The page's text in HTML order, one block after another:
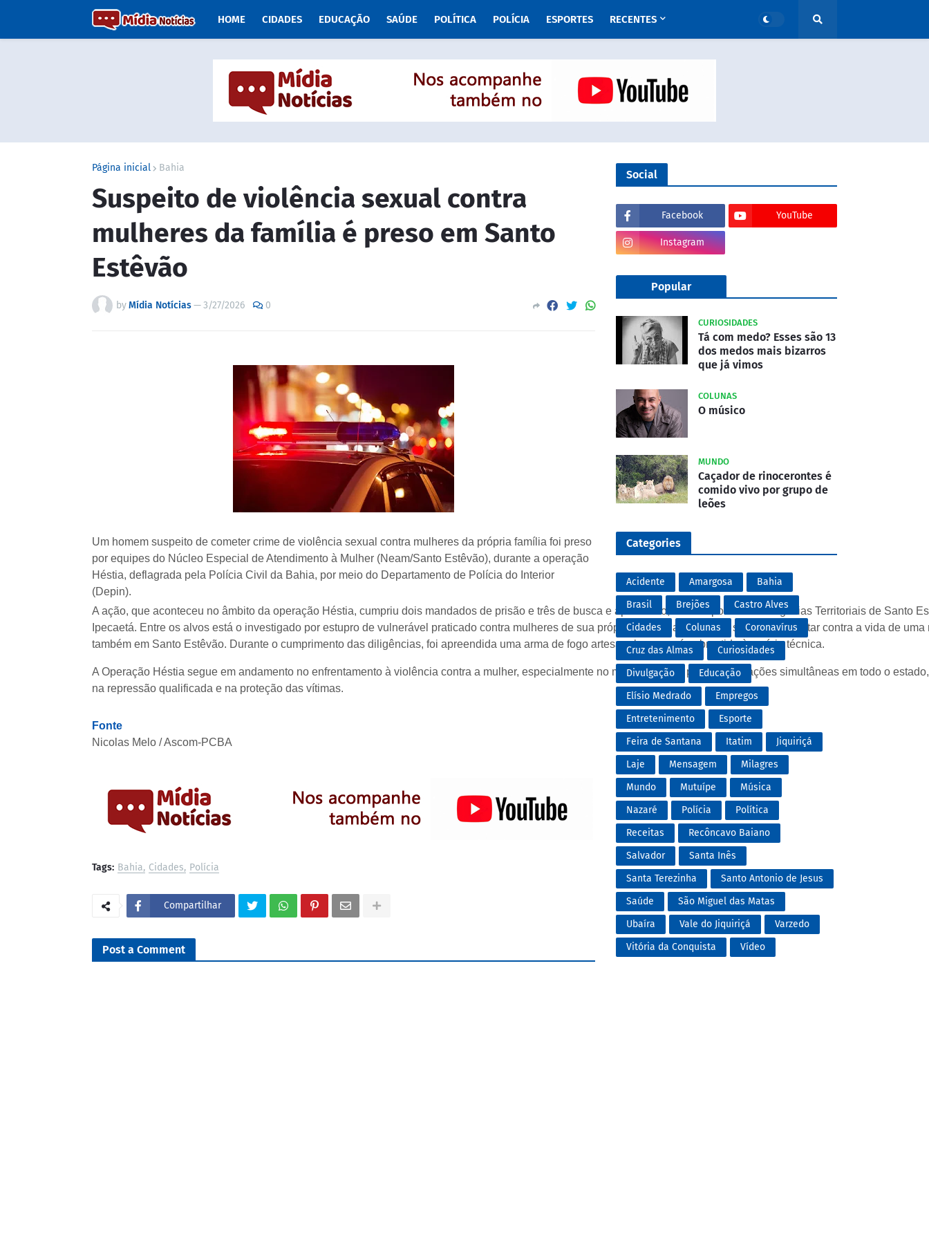
HOME CIDADES EDUCAÇÃO SAÚDE POLÍTICA POLÍCIA ESPORTES RECENTES
Página inicial Bahia
Suspeito de violência sexual contra
mulheres da família é preso em Santo
Estêvão
byMídia Notícias—3/27/2026 0
Um homem suspeito de cometer crime de violência sexual contra mulheres da própria família foi preso
por equipes do Núcleo Especial de Atendimento à Mulher (Neam/Santo Estêvão), durante a operação
Héstia, deflagrada pela Polícia Civil da Bahia, por meio do Departamento de Polícia do Interior
(Depin).
A ação, que aconteceu no âmbito da operação Héstia, cumpriu dois mandados de prisão e três de busca e apreensão, com o apoio das Delegacias Territoriais de Santo
Ipecaetá. Entre os alvos está o investigado por estupro de vulnerável praticado contra mulheres de sua própria família, além de um suspeito de tentar contra a vida de uma
também em Santo Estêvão. Durante o cumprimento das diligências, foi apreendida uma arma de fogo artesanal, que será submetida à perícia técnica.
A Operação Héstia segue em andamento no enfrentamento à violência contra a mulher, especialmente no mês de março, por meio de ações simultâneas em todo o
na repressão qualificada e na proteção das vítimas.
Fonte
Nicolas Melo / Ascom-PCBA
Tags: Bahia Cidades Polícia
Compartilhar
Post a Comment
Social
Facebook YouTube
Instagram
Popular
CURIOSIDADES
Tá com medo? Esses são 13
dos medos mais bizarros
que já vimos
COLUNAS
O músico
MUNDO
Caçador de rinocerontes é
comido vivo por grupo de
leões
Categories
Acidente Amargosa
Bahia
Brasil
Brejões
Castro Alves
Cidades
Colunas
Coronavírus
Cruz das Almas
Curiosidades
Divulgação
Educação
Elísio Medrado
Empregos
Entretenimento
Esporte
Feira de Santana
Itatim
Jiquiriçá
Laje
Mensagem
Milagres
Mundo
Mutuípe
Música
Nazaré
Polícia
Política
Receitas
Recôncavo Baiano
Salvador
Santa Inês
Santa Terezinha
Santo Antonio de Jesus
Saúde
São Miguel das Matas
Ubaíra
Vale do Jiquiriçá
Varzedo
Vitória da Conquista
Vídeo